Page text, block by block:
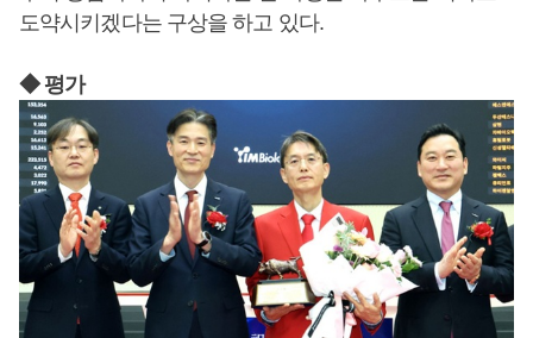
도약시키겠다는 구상을 하고 있다.
◆ 평가